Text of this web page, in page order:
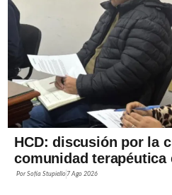
HCD: discusión por la
comunidad terapéutica
PorSofía Stupiello 7 Ago 2026